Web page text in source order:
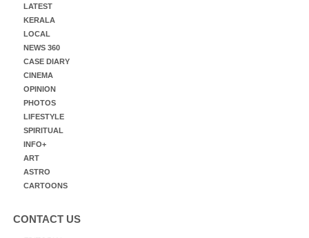
LATEST
KERALA
LOCAL
NEWS 360
CASE DIARY
CINEMA
OPINION
PHOTOS
LIFESTYLE
SPIRITUAL
INFO+
ART
ASTRO
CARTOONS
CONTACT US